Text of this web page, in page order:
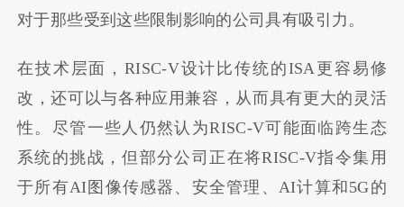
对于那些受到这些限制影响的公司具有吸引力。
在技术层面，RISC-V设计比传统的ISA更容易修
改，还可以与各种应用兼容，从而具有更大的灵活
性。尽管一些人仍然认为RISC-V可能面临跨生态
系统的挑战，但部分公司正在将RISC-V指令集用
于所有AI图像传感器、安全管理、AI计算和5G的